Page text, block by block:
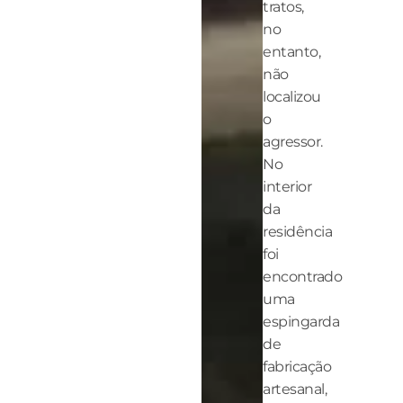
tratos,
no
entanto,
não
localizou
o
agressor.
No
interior
da
residência
foi
encontrado
uma
espingarda
de
fabricação
artesanal,